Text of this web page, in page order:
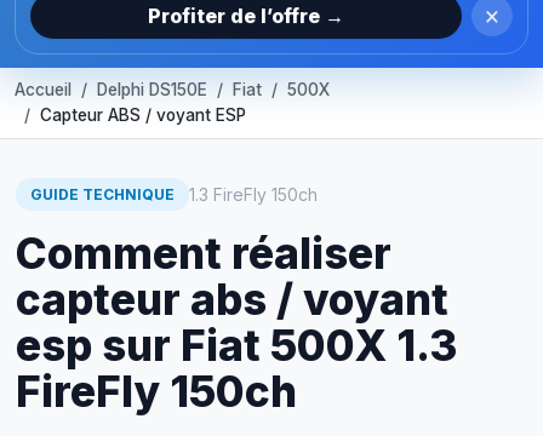
Profiter de l’offre → ×
Accueil Delphi DS150E Fiat
500X
Capteur ABS / voyant ESP
GUIDE TECHNIQUE 1.3 FireFly 150ch
Comment réaliser
capteur abs / voyant
esp sur Fiat 500X 1.3
FireFly 150ch